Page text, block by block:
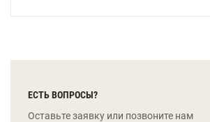
ЕСТЬ ВОПРОСЫ?
Оставьте заявку или позвоните нам